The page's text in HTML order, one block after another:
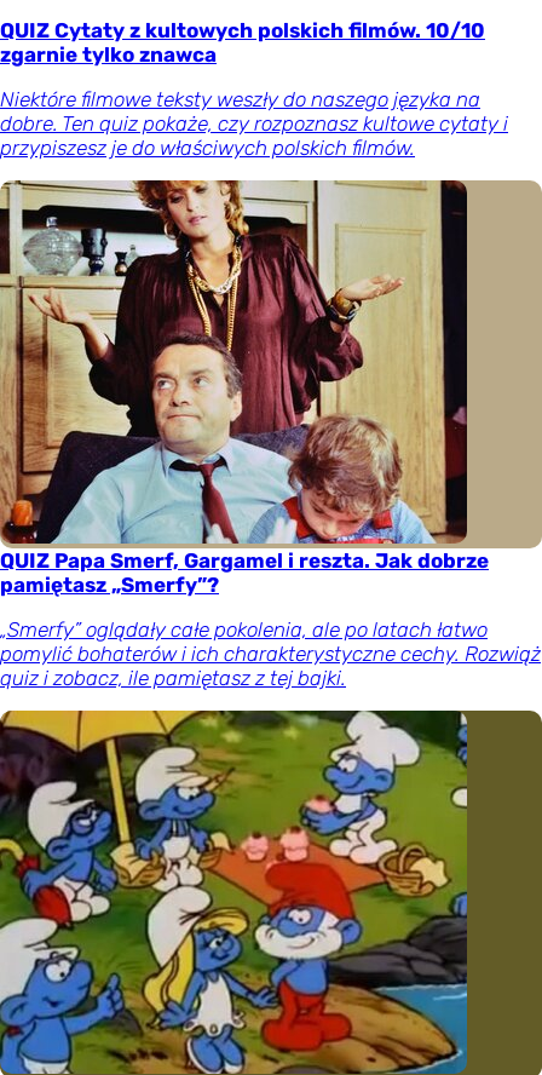
QUIZ Cytaty z kultowych polskich filmów. 10/10
zgarnie tylko znawca
Niektóre filmowe teksty weszły do naszego języka na
dobre. Ten quiz pokaże, czy rozpoznasz kultowe cytaty i
przypiszesz je do właściwych polskich filmów.
QUIZ Papa Smerf, Gargamel i reszta. Jak dobrze
pamiętasz „Smerfy”?
„Smerfy” oglądały całe pokolenia, ale po latach łatwo
pomylić bohaterów i ich charakterystyczne cechy. Rozwiąż
quiz i zobacz, ile pamiętasz z tej bajki.